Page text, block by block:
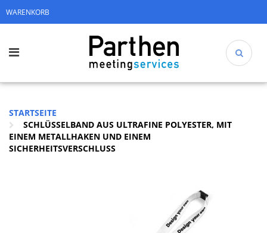
WARENKORB
STARTSEITE
SCHLÜSSELBAND AUS ULTRAFINE POLYESTER, MIT
EINEM METALLHAKEN UND EINEM
SICHERHEITSVERSCHLUSS